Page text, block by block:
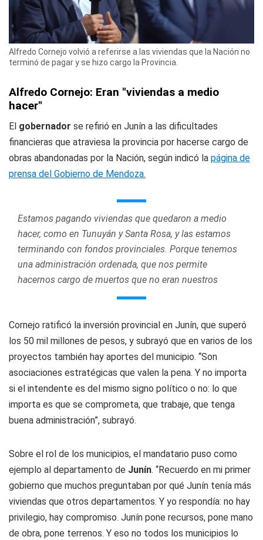
Alfredo Cornejo volvió a referirse a las viviendas que la Nación no
terminó de pagar y se hizo cargo la Provincia.
Alfredo Cornejo: Eran "viviendas a medio
hacer"
El gobernador se refirió en Junín a las dificultades
financieras que atraviesa la provincia por hacerse cargo de
obras abandonadas por la Nación, según indicó la página de
prensa del Gobierno de Mendoza.
Estamos pagando viviendas que quedaron a medio
hacer, como en Tunuyán y Santa Rosa, y las estamos
terminando con fondos provinciales. Porque tenemos
una administración ordenada, que nos permite
hacernos cargo de muertos que no eran nuestros
Cornejo ratificó la inversión provincial en Junín, que superó
los 50 mil millones de pesos, y subrayó que en varios de los
proyectos también hay aportes del municipio. “Son
asociaciones estratégicas que valen la pena. Y no importa
si el intendente es del mismo signo político o no: lo que
importa es que se comprometa, que trabaje, que tenga
buena administración”, subrayó.
Sobre el rol de los municipios, el mandatario puso como
ejemplo al departamento de Junín. “Recuerdo en mi primer
gobierno que muchos preguntaban por qué Junín tenía más
viviendas que otros departamentos. Y yo respondía: no hay
privilegio, hay compromiso. Junín pone recursos, pone mano
de obra, pone terrenos. Y eso no todos los municipios lo